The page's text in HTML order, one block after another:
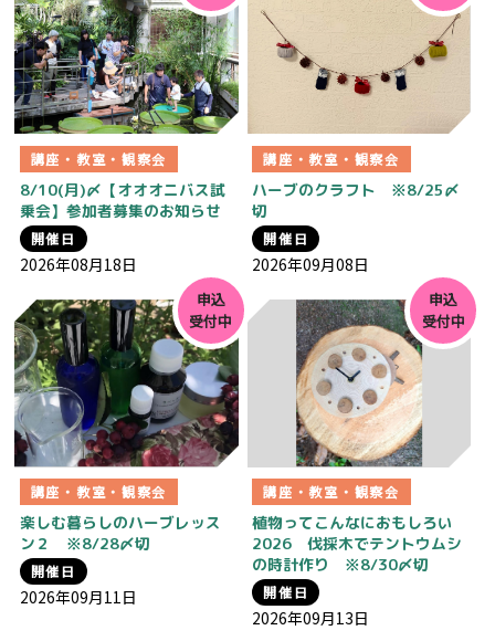
講座・教室・観察会
8/10(月)〆【オオオニバス試
乗会】参加者募集のお知らせ
開催日
2026年08月18日
講座・教室・観察会
ハーブのクラフト ※8/25〆
切
開催日
2026年09月08日
申込
受付中
講座・教室・観察会
楽しむ暮らしのハーブレッス
ン２ ※8/28〆切
開催日
2026年09月11日
申込
受付中
講座・教室・観察会
植物ってこんなにおもしろい
2026 伐採木でテントウムシ
の時計作り ※8/30〆切
開催日
2026年09月13日